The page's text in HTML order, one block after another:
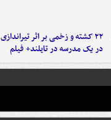
۲۲ کشته و زخمی بر اثر تیراندازی
در یک مدرسه در تایلند+ فیلم